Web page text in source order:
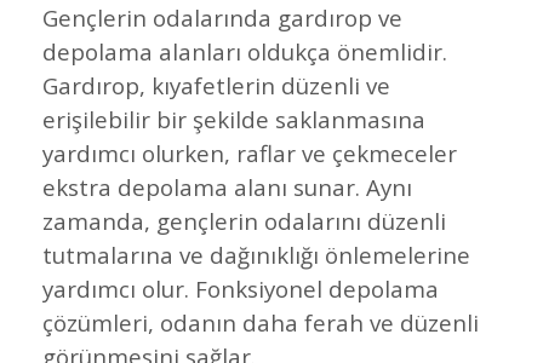
Gençlerin odalarında gardırop ve
depolama alanları oldukça önemlidir.
Gardırop, kıyafetlerin düzenli ve
erişilebilir bir şekilde saklanmasına
yardımcı olurken, raflar ve çekmeceler
ekstra depolama alanı sunar. Aynı
zamanda, gençlerin odalarını düzenli
tutmalarına ve dağınıklığı önlemelerine
yardımcı olur. Fonksiyonel depolama
çözümleri, odanın daha ferah ve düzenli
görünmesini sağlar.